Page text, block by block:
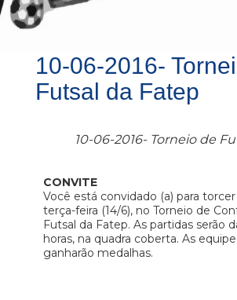
10-06-2016-
Futsal da Fatep
10-06-2016- Torneio de
CONVITE
Você está convidado (a) para
terça-feira (14/6), no Torneio de
Futsal da Fatep. As partidas serão
horas, na quadra coberta. As
ganharão medalhas.